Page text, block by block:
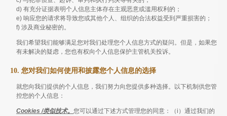
d) 有充分证据表明个人信息主体存在主观恶意或滥用权利的；
e) 响应您的请求将导致您或其他个人、组织的合法权益受到严重损害的；
f) 涉及商业秘密的。
我们希望我们能够满足您对我们处理您个人信息方式的疑问。但是，如果您
有未解决的疑虑，您也有权向个人信息保护主管机关投诉。
10. 您对我们如何使用和披露您个人信息的选择
就您向我们提供的个人信息，我们努力向您提供多种选择。以下机制供您管
控您的个人信息：
Cookies /类似技术。 您可以通过下述方式管理您的同意：（i）通过我们的